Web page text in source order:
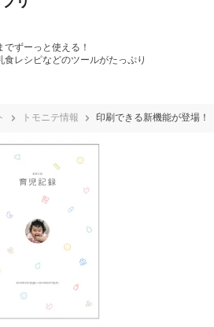
ずーっと使える！
食レシピなどのツールがたっぷり
トモニテ情報 印刷できる新機能が登場